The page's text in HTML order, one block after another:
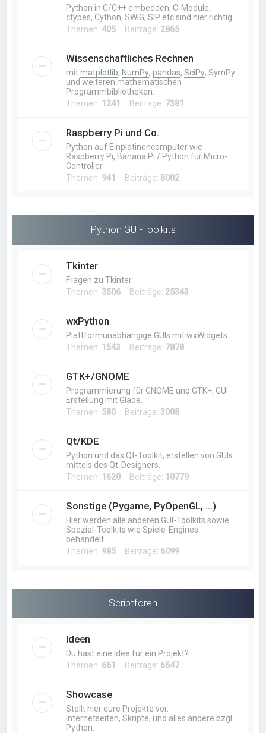
Python in C/C++ embedden, C-Module,
ctypes, Cython, SWIG, SIP etc sind hier richtig.
Themen:405 Beiträge: 2865
Wissenschaftliches Rechnen
mitmatplotlib, NumPy,pandas,SciPy, SymPy
und weiteren mathematischen
Programmbibliotheken.
Themen: 1241 Beiträge: 7381
Raspberry Pi und Co.
Python auf Einplatinencomputer wie
Raspberry Pi, Banana Pi / Python für Micro-
Controller
Themen: 941 Beiträge: 8002
Python GUI-Toolkits
Tkinter
Fragen zu Tkinter.
Themen: 3506 Beiträge: 25343
wxPython
Plattformunabhängige GUIs mit wxWidgets.
Themen: 1543 Beiträge: 7878
GTK+/GNOME
Programmierung für GNOME und GTK+, GUI-
Erstellung mit Glade.
Themen: 580 Beiträge: 3008
Qt/KDE
Python und das Qt-Toolkit, erstellen von GUIs
mittels des Qt-Designers.
Themen: 1620 Beiträge: 10779
Sonstige (Pygame, PyOpenGL, ...)
Hier werden alle anderen GUI-Toolkits sowie
Spezial-Toolkits wie Spiele-Engines
behandelt.
Themen: 985 Beiträge: 6099
Scriptforen
Ideen
Du hast eine Idee für ein Projekt?
Themen: 661 Beiträge: 6547
Showcase
Stellt hier eure Projekte vor.
Internetseiten, Skripte, und alles andere bzgl.
Python.